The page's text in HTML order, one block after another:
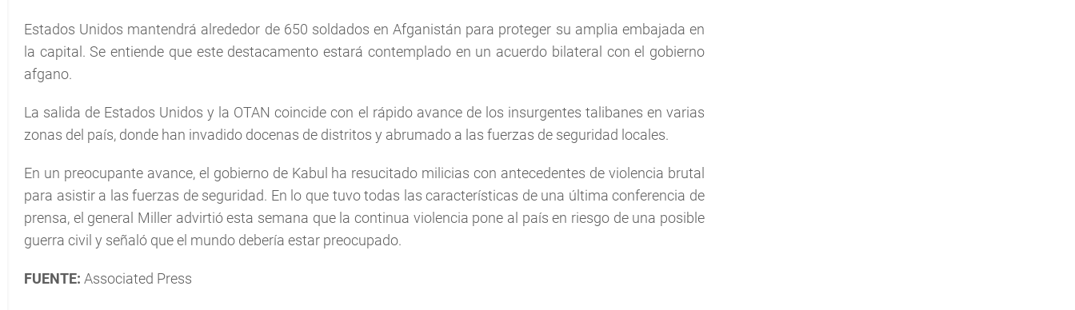
Estados Unidos mantendrá alrededor de 650 soldados en Afganistán para proteger su amplia embajada en
la capital. Se entiende que este destacamento estará contemplado en un acuerdo bilateral con el gobierno
afgano.
La salida de Estados Unidos y la OTAN coincide con el rápido avance de los insurgentes talibanes en varias
zonas del país, donde han invadido docenas de distritos y abrumado a las fuerzas de seguridad locales.
En un preocupante avance, el gobierno de Kabul ha resucitado milicias con antecedentes de violencia brutal
para asistir a las fuerzas de seguridad. En lo que tuvo todas las características de una última conferencia de
prensa, el general Miller advirtió esta semana que la continua violencia pone al país en riesgo de una posible
guerra civil y señaló que el mundo debería estar preocupado.
FUENTE: Associated Press